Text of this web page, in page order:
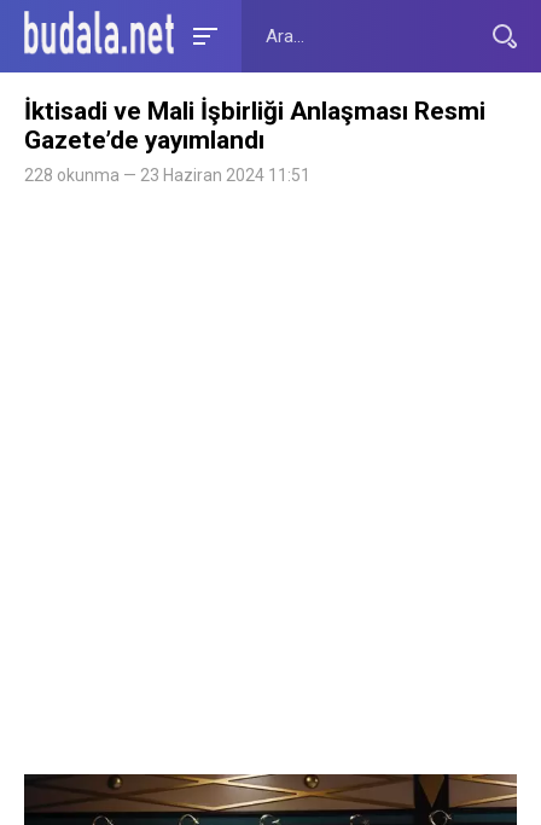
İktisadi ve Mali İşbirliği Anlaşması Resmi
Gazete’de yayımlandı
228 okunma — 23 Haziran 2024 11:51